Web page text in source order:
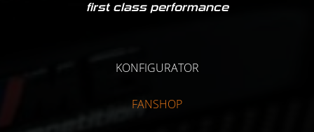
first class performance
KONFIGURATOR
FANSHOP